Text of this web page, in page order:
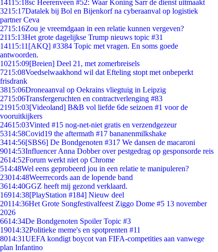
14115:18sc Heerenveen #52: Waar Koning Sarr de dienst uitmaakt
3215:17Datalek bij Bol en Bijenkorf na cyberaanval op logistiek
partner Ceva
2715:16Zou je vreemdgaan in een relatie kunnen vergeven?
2115:13Het grote dagelijkse Trump nieuws topic #31
14115:11 [AKQ] #3384 Topic met vragen. En soms goede
antwoorden.
10215:09[Breien] Deel 21, met zomerbreisels
7215:08Voedselwaakhond wil dat Efteling stopt met onbeperkt
frisdrank
3815:06Droneaanval op Oekrains vliegtuig in Leipzig
2715:06Transfergeruchten en contractverlenging #83
21915:03[Videoland] B&B vol liefde 6de seizoen #1 voor de
vooruitkijkers
24615:03Vinted #15 nog-net-niet gratis en verzendgezeur
5314:58Covid19 the aftermath #17 bananenmilkshake
3414:56[SBS6] De Bondgenoten #317 We dansen de macaroni
9014:53Influencer Anna Dobber over pestgedrag op gesponsorde reis
2614:52Forum werkt niet op Chrome
514:48Wel eens geprobeerd jou in een relatie te manipuleren?
23014:48Weerrecords aan de lopende band
3614:40GGZ heeft mij gezond verklaard.
16914:38[PlayStation #184] Nieuw deel
20114:36Het Grote Songfestivalfeest Ziggo Dome #5 13 november
2026
6614:34De Bondgenoten Spoiler Topic #3
19014:32Politieke meme's en spotprenten #11
8014:31UEFA kondigt boycot van FIFA-competities aan vanwege
plan Infantino